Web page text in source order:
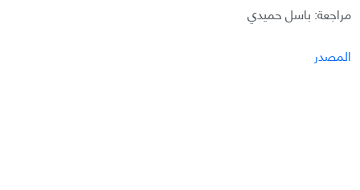
مراجعة: باسل حميدي
المصدر